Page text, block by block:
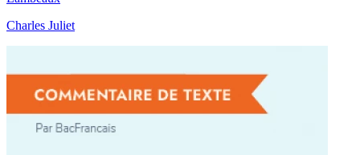
Charles Juliet